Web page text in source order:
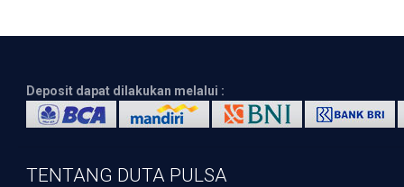
Deposit dapat dilakukan melalui :
TENTANG DUTA PULSA